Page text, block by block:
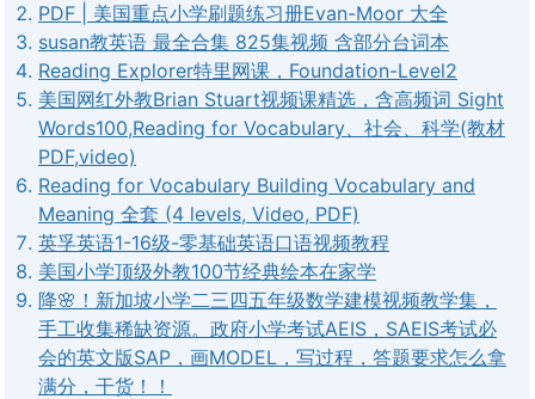
PDF | 美国重点小学刷题练习册Evan-Moor 大全
susan教英语 最全合集 825集视频 含部分台词本
Reading Explorer特里网课，Foundation-Level2
美国网红外教Brian Stuart视频课精选，含高频词 Sight
Words100,Reading for Vocabulary、社会、科学(教材
PDF,video)
Reading for Vocabulary Building Vocabulary and
Meaning 全套 (4 levels, Video, PDF)
英孚英语1-16级-零基础英语口语视频教程
美国小学顶级外教100节经典绘本在家学
降🌸！新加坡小学二三四五年级数学建模视频教学集，
手工收集稀缺资源。政府小学考试AEIS，SAEIS考试必
会的英文版SAP，画MODEL，写过程，答题要求怎么拿
满分，干货！！